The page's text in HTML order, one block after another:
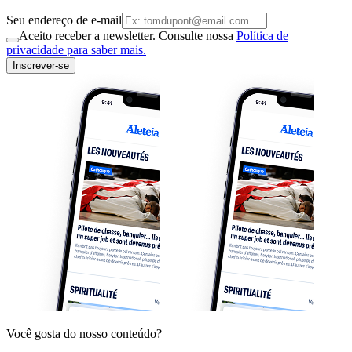
Seu endereço de e-mail
Aceito receber a newsletter. Consulte nossa Política de
privacidade para saber mais.
Inscrever-se
Você gosta do nosso conteúdo?